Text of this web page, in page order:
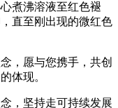
煮沸溶液至红色褪
直至刚出现的微红色
，愿与您携手，共创
体现。
，坚持走可持续发展